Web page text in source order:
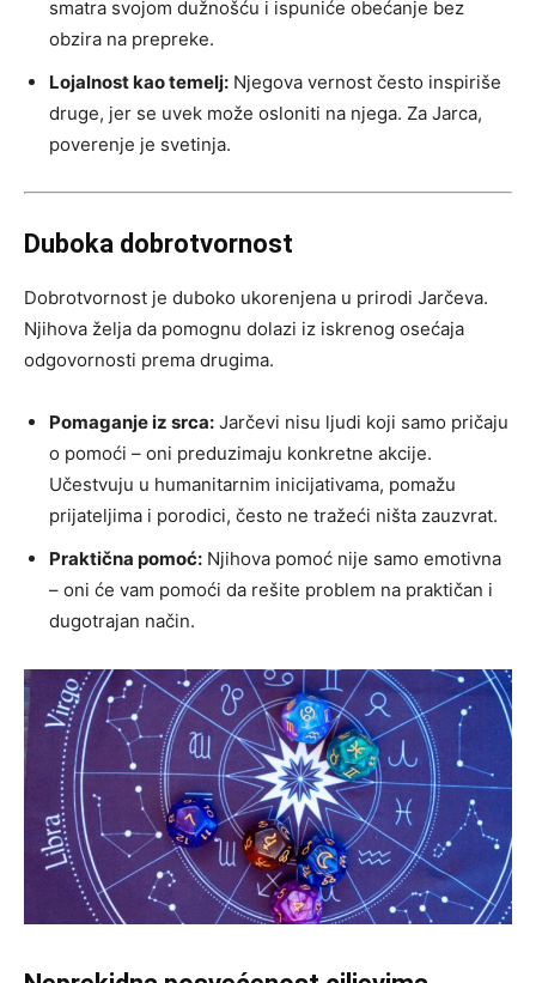
smatra svojom dužnošću i ispuniće obećanje bez
obzira na prepreke.
Lojalnost kao temelj: Njegova vernost često inspiriše
druge, jer se uvek može osloniti na njega. Za Jarca,
poverenje je svetinja.
Duboka dobrotvornost
Dobrotvornost je duboko ukorenjena u prirodi Jarčeva.
Njihova želja da pomognu dolazi iz iskrenog osećaja
odgovornosti prema drugima.
Pomaganje iz srca: Jarčevi nisu ljudi koji samo pričaju
o pomoći – oni preduzimaju konkretne akcije.
Učestvuju u humanitarnim inicijativama, pomažu
prijateljima i porodici, često ne tražeći ništa zauzvrat.
Praktična pomoć: Njihova pomoć nije samo emotivna
– oni će vam pomoći da rešite problem na praktičan i
dugotrajan način.